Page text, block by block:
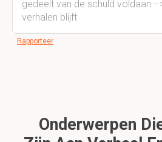
gedeelt van de schuld voldaan
verhalen blijft
Rapporteer
Onderwerpen